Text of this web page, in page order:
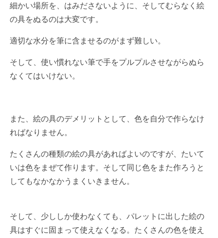
細かい場所を、はみださないように、そしてむらなく絵
の具をぬるのは大変です。
適切な水分を筆に含ませるのがまず難しい。
そして、使い慣れない筆で手をプルプルさせながらぬら
なくてはいけない。
また、絵の具のデメリットとして、色を自分で作らなけ
ればなりません。
たくさんの種類の絵の具があればよいのですが、たいて
いは色をまぜて作ります。そして同じ色をまた作ろうと
してもなかなかうまくいきません。
そして、少ししか使わなくても、パレットに出した絵の
具はすぐに固まって使えなくなる。たくさんの色を使え